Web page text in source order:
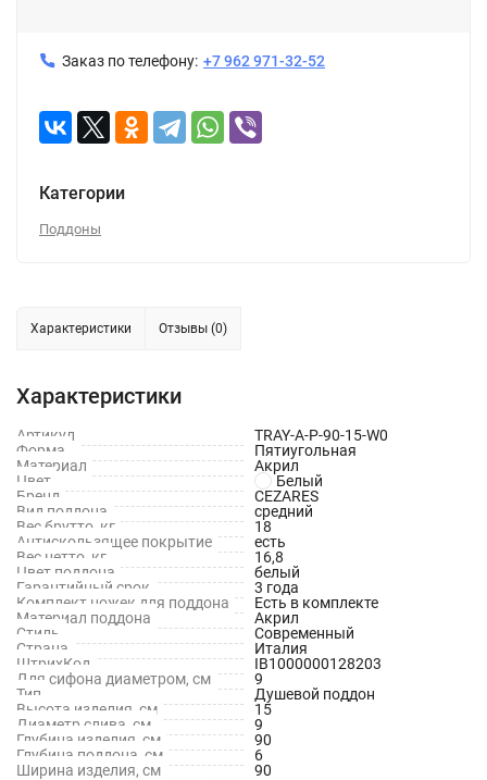
Заказ по телефону: +7 962 971-32-52
Категории
Поддоны
Характеристики Отзывы (0)
Характеристики
Артикул
TRAY-A-P-90-15-W0
Форма
Пятиугольная
Материал
Акрил
Цвет
Белый
Бренд
CEZARES
Вид поддона
средний
Вес брутто, кг
18
Антискользящее покрытие
есть
Вес нетто, кг
16,8
Цвет поддона
белый
Гарантийный срок
3 года
Комплект ножек для поддона
Есть в комплекте
Материал поддона
Акрил
Стиль
Современный
Страна
Италия
ШтрихКод
IB1000000128203
Для сифона диаметром, см
9
Тип
Душевой поддон
Высота изделия, см
15
Диаметр слива, см
9
Глубина изделия, см
90
Глубина поддона, см
6
Ширина изделия, см
90